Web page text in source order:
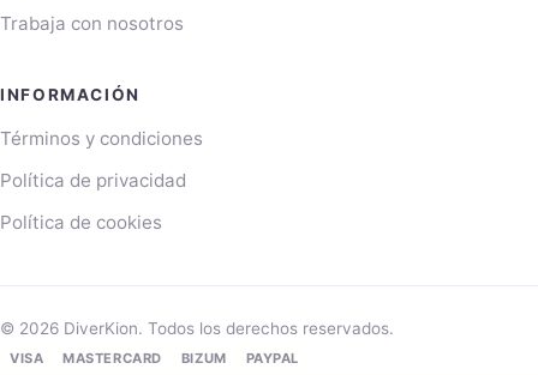
Trabaja con nosotros
INFORMACIÓN
Términos y condiciones
Política de privacidad
Política de cookies
© 2026 DiverKion. Todos los derechos reservados.
VISA MASTERCARD BIZUM PAYPAL